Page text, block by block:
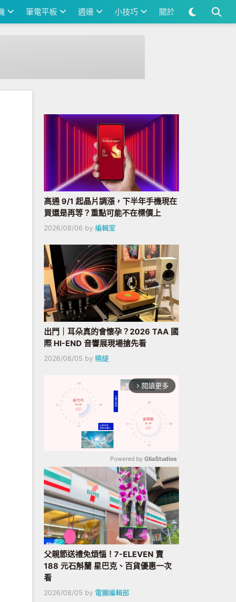
筆電平板 週邊 小技巧 關於
高通 9/1 起晶片調漲，下半年手機現在
買還是再等？重點可能不在標價上
2026/08/06 by 編輯室
出門｜耳朵真的會懷孕？2026 TAA 國
際 HI-END 音響展現場搶先看
2026/08/05 by 曉緹
arrow_forward_ios 閱讀更多
Mute
Powered by GliaStudios
父親節送禮免煩惱！7-ELEVEN 賣
188 元石斛蘭 星巴克、百貨優惠一次
看
2026/08/05 by 電獺編輯部